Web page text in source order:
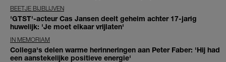
BEETJE BIJBLIJVEN
'GTST'-acteur Cas Jansen deelt geheim achter 17-jarig
huwelijk: 'Je moet elkaar vrijlaten'
IN MEMORIAM
Collega's delen warme herinneringen aan Peter Faber: 'Hij had
een aanstekelijke positieve energie'